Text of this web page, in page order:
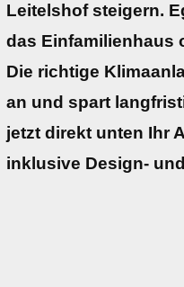
Leitelshof steigern.
das Einfamilienhaus
Die richtige
an und spart
jetzt direkt unten Ihr
inklusive Design-